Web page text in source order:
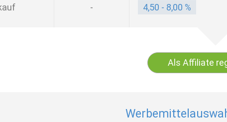
- 4,50 - 8,00 %
Als Affiliate